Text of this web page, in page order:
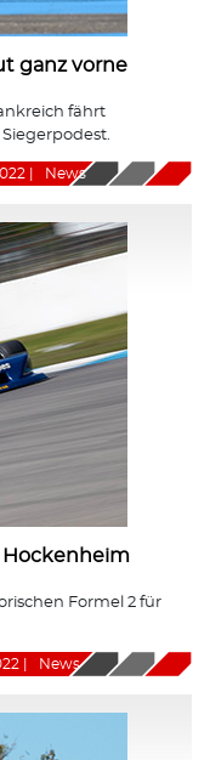
ganz vorne
fährt
News
Hockenheim
Formel 2 für
News